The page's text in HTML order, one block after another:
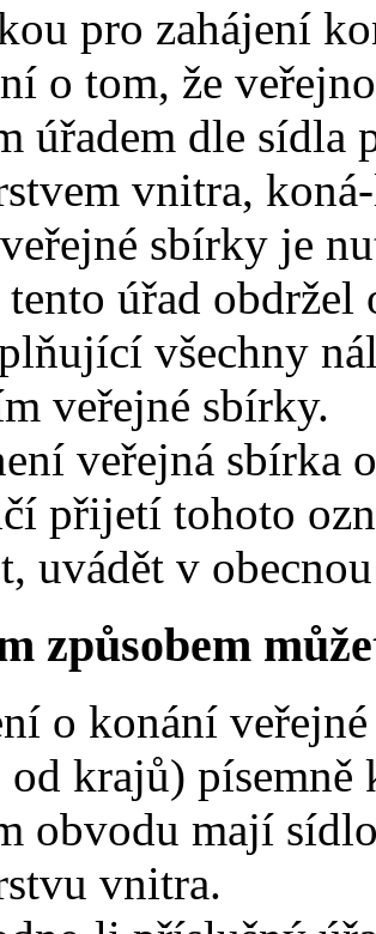
pro zahájení
o tom, že
úřadem dle sídla
vnitra,
sbírky je
úřad obdržel
všechny
veřejné sbírky.
veřejná sbírka
přijetí tohoto
uvádět v
způsobem
o konání
krajů) písemně
obvodu mají
vnitra.